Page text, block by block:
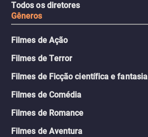
Todos os diretores
Gêneros
Filmes de Ação
Filmes de Terror
Filmes de Ficção científica e fantasia
Filmes de Comédia
Filmes de Romance
Filmes de Aventura